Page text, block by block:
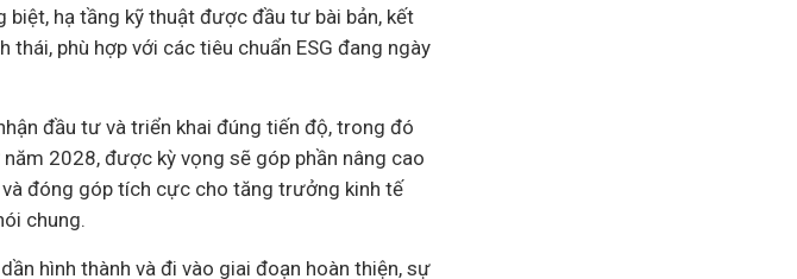
hạ tầng kỹ thuật được đầu tư bài bản, kết
phù hợp với các tiêu chuẩn ESG đang ngày
đầu tư và triển khai đúng tiến độ, trong đó
2028, được kỳ vọng sẽ góp phần nâng cao
đóng góp tích cực cho tăng trưởng kinh tế
chung.
hình thành và đi vào giai đoạn hoàn thiện, sự